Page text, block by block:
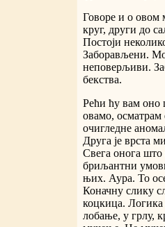
Говоре и о овом
круг, други до
Постоји
Заборављени.
неповерљиви.
бекства.
Рећи ћу вам оно
овамо, осматрам
очигледне
Друга је врста
Свега онога што
бриљантни
њих. Аура. То
Коначну слику
коцкица.
лобање, у грлу,